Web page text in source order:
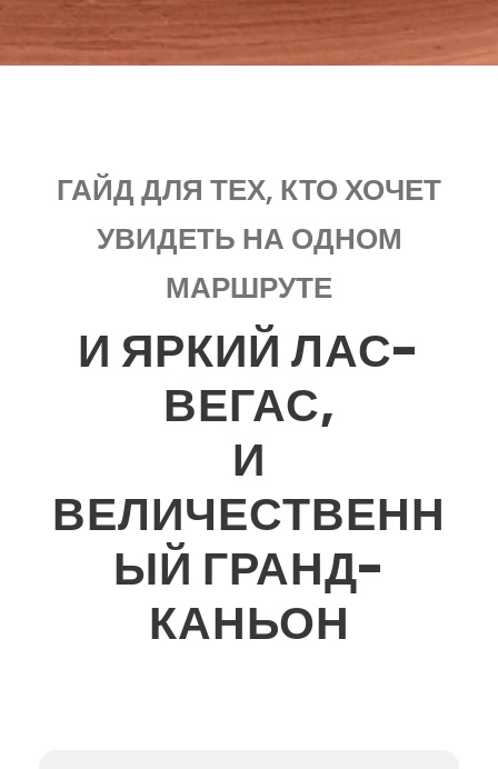
ГАЙД ДЛЯ ТЕХ, КТО ХОЧЕТ
УВИДЕТЬ НА ОДНОМ
МАРШРУТЕ
И ЯРКИЙ ЛАС-
ВЕГАС,
И
ВЕЛИЧЕСТВЕНН
ЫЙ ГРАНД-
КАНЬОН